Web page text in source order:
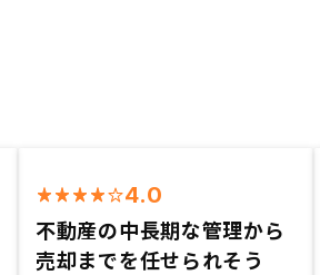
4.0
不動産の中長期な管理から
売却までを任せられそう